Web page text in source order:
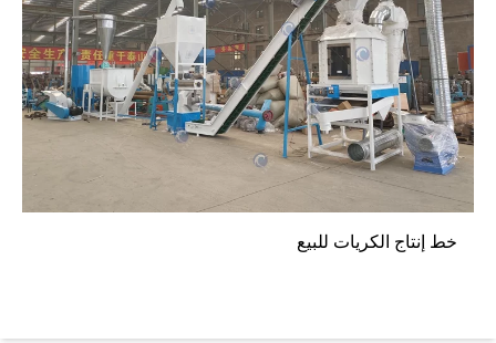
خط إنتاج الكريات للبيع